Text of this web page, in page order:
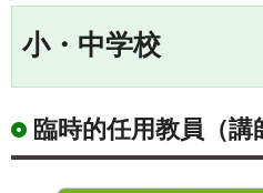
小・中学校
臨時的任用教員（講